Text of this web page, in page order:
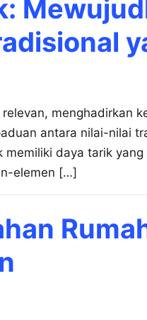
menghadirkan
antara nilai-nilai
daya tarik
elemen […]